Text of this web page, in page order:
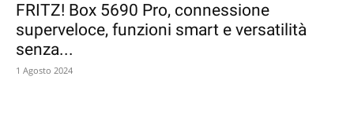
FRITZ! Box 5690 Pro, connessione
superveloce, funzioni smart e versatilità
senza...
1 Agosto 2024